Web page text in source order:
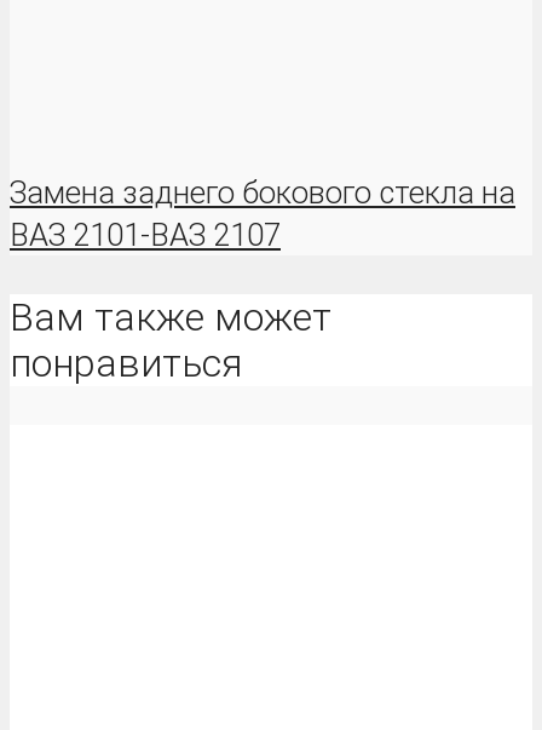
Замена заднего бокового стекла на
ВАЗ 2101-ВАЗ 2107
Вам также может
понравиться